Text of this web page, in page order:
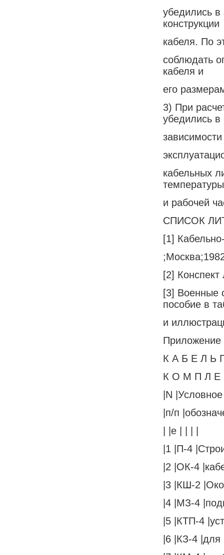
убедились в
конструкции
кабеля. По
соблюдать
кабеля и
его
3) При
убедились в
кабельных
температуры
и рабочей
СПИСОК
[1]
[2] Конспект
[3] Военные
пособие в
и
Приложение
К А Б Е Л Ь
К О М П Л Е
|N
|п/п
| |е | | | |
|1 |П-4
|2 |ОК-4
|3 |КШ-2
|4 |МЗ-4
|5 |КТП-4
|6 |КЗ-4